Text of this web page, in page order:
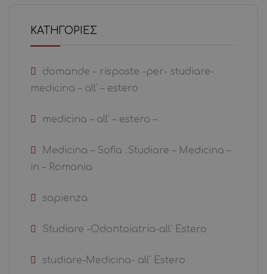
KΑΤΗΓΟΡΊΕΣ
domande – risposte -per- studiare-
medicina – all' – estero
medicina – all' – estero –
Medicina – Sofia .Studiare – Medicina –
in – Romania
sapienza
Studiare -Odontoiatria-all' Estero
studiare-Medicina- all' Estero